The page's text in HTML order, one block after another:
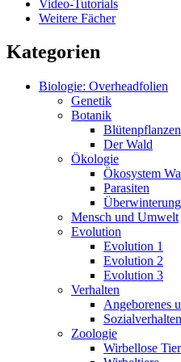
Video-Tutorials
Weitere Fächer
Kategorien
Biologie: Overheadfolien
Genetik
Botanik
Blütenpflanzen
Der Wald
Ökologie
Ökosystem
Parasiten
Überwinterung
Mensch und Umwelt
Evolution
Evolution 1
Evolution 2
Evolution 3
Verhalten
Angeborenes
Zoologie
Wirbellose